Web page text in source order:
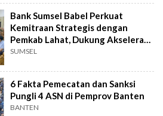
Bank Sumsel Babel Perkuat
Kemitraan Strategis dengan
Pemkab Lahat, Dukung Akselerasi
Ekonomi Daerah
SUMSEL
6 Fakta Pemecatan dan Sanksi
Pungli 4 ASN di Pemprov Banten
BANTEN